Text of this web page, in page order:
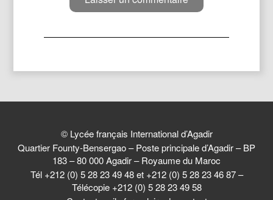
© Lycée français International d’Agadir
Quartier Founty-Bensergao – Poste principale d’Agadir – BP
183 – 80 000 Agadir – Royaume du Maroc
Tél +212 (0) 5 28 23 49 48 et +212 (0) 5 28 23 46 87 –
Télécopie +212 (0) 5 28 23 49 58